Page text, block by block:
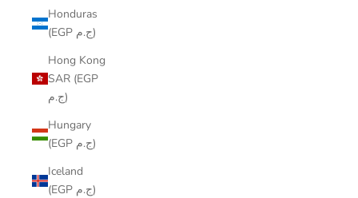
Honduras
(EGP ج.م)
Hong Kong
SAR (EGP
ج.م)
Hungary
(EGP ج.م)
Iceland
(EGP ج.م)